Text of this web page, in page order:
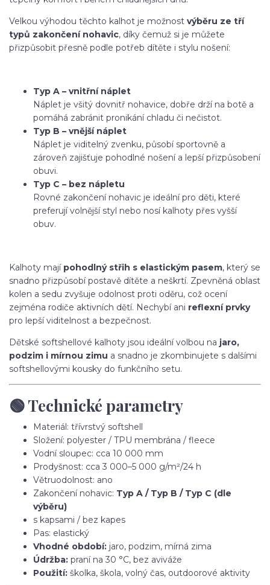
Velkou výhodou těchto kalhot je možnost výběru ze tří
typů zakončení nohavic, díky čemuž si je můžete
přizpůsobit přesně podle potřeb dítěte i stylu nošení:
Typ A – vnitřní náplet
Náplet je všitý dovnitř nohavice, dobře drží na botě a
pomáhá zabránit pronikání chladu či nečistot.
Typ B – vnější náplet
Náplet je viditelný zvenku, působí sportovně a
zároveň zajišťuje pohodlné nošení a lepší přizpůsobení
obuvi.
Typ C – bez nápletu
Rovné zakončení nohavic je ideální pro děti, které
preferují volnější styl nebo nosí kalhoty přes vyšší
obuv.
Kalhoty mají pohodlný střih s elastickým pasem, který se
snadno přizpůsobí postavě dítěte a neškrtí. Zpevněná oblast
kolen a sedu zvyšuje odolnost proti oděru, což ocení
zejména rodiče aktivních dětí. Nechybí ani reflexní prvky
pro lepší viditelnost a bezpečnost.
Dětské softshellové kalhoty jsou ideální volbou na jaro,
podzim i mírnou zimu a snadno je zkombinujete s dalšími
softshellovými kousky do funkčního setu.
🟢 Technické parametry
Materiál: třívrstvý softshell
Složení: polyester / TPU membrána / fleece
Vodní sloupec: cca 10 000 mm
Prodyšnost: cca 3 000–5 000 g/m²/24 h
Větruodolnost: ano
Zakončení nohavic: Typ A / Typ B / Typ C (dle
výběru)
s kapsami / bez kapes
Pas: elastický
Vhodné období: jaro, podzim, mírná zima
Údržba: praní na 30 °C, bez aviváže
Použití: školka, škola, volný čas, outdoorové aktivity